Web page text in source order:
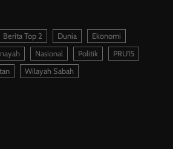
Berita Top 2 Dunia
Ekonomi
Nasional Politik
PRU15
Wilayah Sabah